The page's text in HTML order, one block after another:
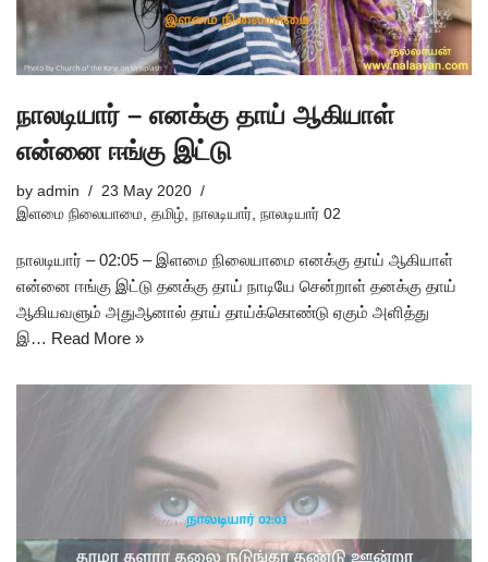
நாலடியார் – எனக்கு தாய் ஆகியாள்
என்னை ஈங்கு இட்டு
by admin
23 May 2020
இளமை நிலையாமை, தமிழ், நாலடியார், நாலடியார் 02
நாலடியார் – 02:05 – இளமை நிலையாமை எனக்கு தாய் ஆகியாள்
என்னை ஈங்கு இட்டு தனக்கு தாய் நாடியே சென்றாள் தனக்கு தாய்
ஆகியவளும் அதுஆனால் தாய் தாய்க்கொண்டு ஏகும் அளித்து
இ… Read More »